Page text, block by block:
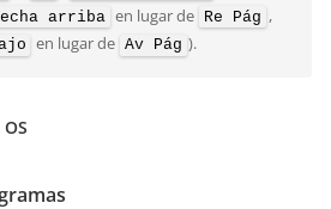
arriba en lugar de Re Pág ,
en lugar de Av Pág ).